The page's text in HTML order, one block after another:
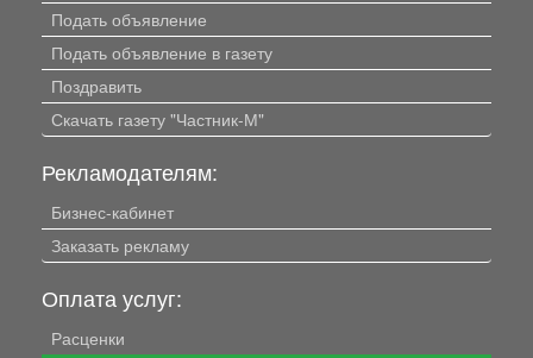
Подать объявление
Подать объявление в газету
Поздравить
Скачать газету "Частник-М"
Рекламодателям:
Бизнес-кабинет
Заказать рекламу
Оплата услуг:
Расценки